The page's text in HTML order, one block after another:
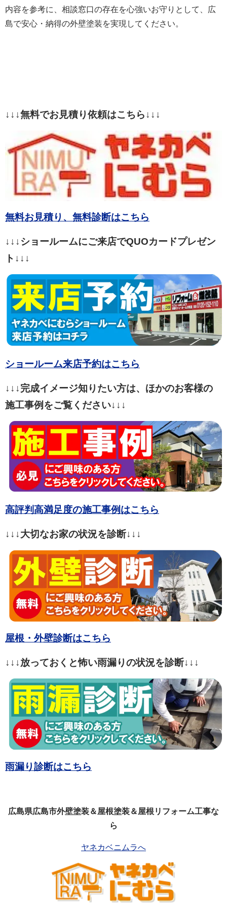
内容を参考に、相談窓口の存在を心強いお守りとして、広
島で安心・納得の外壁塗装を実現してください。
↓↓↓無料でお見積り依頼はこちら↓↓↓
無料お見積り、無料診断はこちら
↓↓↓ショールームにご来店でQUOカードプレゼン
ト↓↓↓
ショールーム来店予約はこちら
↓↓↓完成イメージ知りたい方は、ほかのお客様の
施工事例をご覧ください↓↓↓
高評判高満足度の施工事例はこちら
↓↓↓大切なお家の状況を診断↓↓↓
屋根・外壁診断はこちら
↓↓↓放っておくと怖い雨漏りの状況を診断↓↓↓
雨漏り診断はこちら
広島県広島市外壁塗装＆屋根塗装＆屋根リフォーム工事な
ら
ヤネカベニムラへ